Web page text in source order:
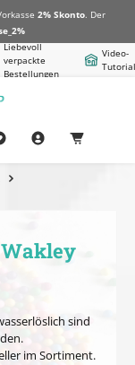
2% Skonto. Der
Liebevoll
verpackte
Bestellungen
Video-
sind
im Sortiment.